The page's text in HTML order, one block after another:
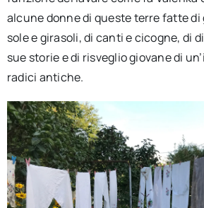
alcune donne di queste terre fatte di
sole e girasoli, di canti e cicogne, di
sue storie e di risveglio giovane di
radici antiche.